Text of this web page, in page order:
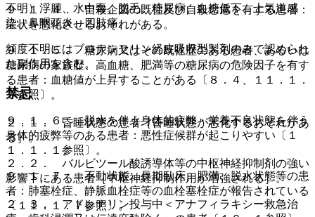
９．１．４． 自殺企図の既往及び自殺念慮を有する患者：
症状を悪化させるおそれがある。
９．１．５． 糖尿病又はその既往歴のある患者、あるいは
糖尿病の家族歴、高血糖、肥満等の糖尿病の危険因子を有す
る患者：血糖値が上昇することがある〔８．４、１１．１．
９参照〕。
９．１．６． 脱水を伴う身体的疲弊・栄養不良状態を伴う
身体的疲弊等のある患者：悪性症候群が起こりやすい〔１
１．１．１参照〕。
９．１．７． 不動状態、長期臥床、肥満、脱水状態等の患
者：肺塞栓症、静脈血栓症等の血栓塞栓症が報告されている
〔１１．１．７参照〕。
不明）浮腫、水中毒、脱毛、糖尿病、血糖低下、上気道感
染、鼻咽頭炎、四肢痛。
頻度不明にはブロナンセリン経皮吸収型製剤のみで認められ
た副作用を含む。
禁忌
２．１． 昏睡状態の患者［昏睡状態が悪化するおそれがあ
る］。
２．２． バルビツール酸誘導体等の中枢神経抑制剤の強い
影響下にある患者［中枢神経抑制作用が増強される］。
２．３． アドレナリン投与中＜アナフィラキシー救急治